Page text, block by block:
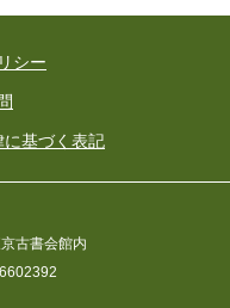
シー
基づく表記
古書会館内